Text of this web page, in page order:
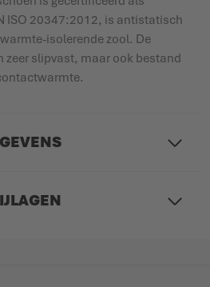
ISO 20347:2012, is antistatisch
isolerende zool. De
zeer slipvast, maar ook bestand